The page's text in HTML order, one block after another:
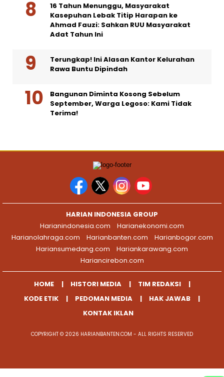
16 Tahun Menunggu, Masyarakat
Kasepuhan Lebak Titip Harapan ke
Ahmad Fauzi: Sahkan RUU Masyarakat
Adat Tahun Ini
Terungkap! Ini Alasan Kantor Kelurahan
Rawa Buntu Dipindah
Bangunan Diminta Kosong Sebelum
September, Warga Legoso: Kami Tidak
Terima!
HARIAN INDONESIA GROUP
Harianindonesia.com
Harianekonomi.com
Harianolahraga.com
Harianbanten.com
Harianbogor.com
Hariansumedang.com
Hariankarawang.com
Hariancirebon.com
HOME HISTORI MEDIA
TIM REDAKSI
KODE ETIK
PEDOMAN MEDIA
HAK JAWAB
KONTAK IKLAN
COPYRIGHT © 2026 HARIANBANTEN.COM - ALL RIGHTS RESERVED